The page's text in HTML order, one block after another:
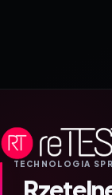
TECHNOLOGIA